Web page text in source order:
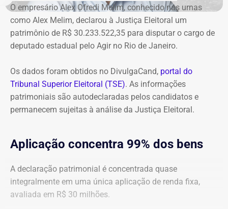
ressarcimento ao erário, originalmente fixado em R$
234,4 milhões, chega hoje a R$ 2,55 bilhões. O MP ainda
cobra R$ 778,9 mil de multa civil e R$ 11,9 milhões por
danos morais coletivos.
Globo”
O empresário Alex Ofredi Melim, conhecido nas urnas
como Alex Melim, declarou à Justiça Eleitoral um
patrimônio de R$ 30.233.522,35 para disputar o cargo de
deputado estadual pelo Agir no Rio de Janeiro.
Os dados foram obtidos no DivulgaCand, portal do
Tribunal Superior Eleitoral (TSE). As informações
patrimoniais são autodeclaradas pelos candidatos e
permanecem sujeitas à análise da Justiça Eleitoral.
Aplicação concentra 99% dos bens
A declaração patrimonial é concentrada quase
integralmente em uma única aplicação de renda fixa,
avaliada em R$ 30 milhões.